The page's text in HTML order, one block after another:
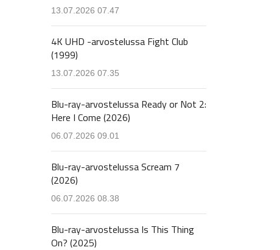
13.07.2026 07.47
4K UHD -arvostelussa Fight Club
(1999)
13.07.2026 07.35
Blu-ray-arvostelussa Ready or Not 2:
Here I Come (2026)
06.07.2026 09.01
Blu-ray-arvostelussa Scream 7
(2026)
06.07.2026 08.38
Blu-ray-arvostelussa Is This Thing
On? (2025)